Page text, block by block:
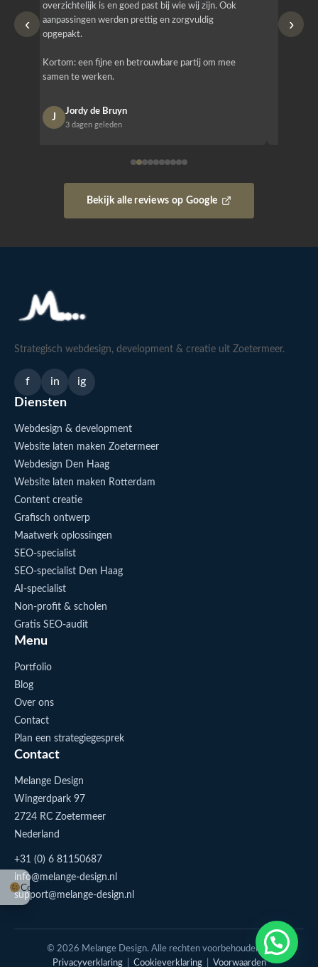
‹
overzichtelijk is en goed past bij wie wij zijn. Ook
aanpassingen werden prettig en zorgvuldig
opgepakt.
Kortom: een fijne en betrouwbare partij om mee
samen te werken.
J
Jordy de Bruyn
3 dagen geleden
›
Bekijk alle reviews op Google
Cookie-instellingen
Stuur me een appje
Strategisch webdesign, development & creatie uit Zoetermeer.
f in ig
Diensten
Webdesign & development
Website laten maken Zoetermeer
Webdesign Den Haag
Website laten maken Rotterdam
Content creatie
Grafisch ontwerp
Maatwerk oplossingen
SEO-specialist
SEO-specialist Den Haag
AI-specialist
Non-profit & scholen
Gratis SEO-audit
Menu
Portfolio
Blog
Over ons
Contact
Plan een strategiegesprek
Contact
Melange Design
Wingerdpark 97
2724 RC Zoetermeer
Nederland
+31 (0) 6 81150687
info@melange-design.nl
support@melange-design.nl
© 2026 Melange Design. Alle rechten voorbehouden. |
Privacyverklaring| Cookieverklaring| Voorwaarden